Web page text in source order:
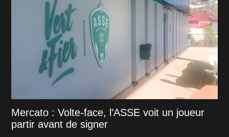
Mercato : Volte-face, l’ASSE voit un joueur
partir avant de signer